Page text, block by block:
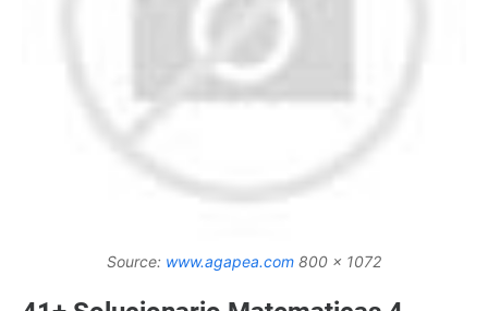
Source: www.agapea.com 800 x 1072